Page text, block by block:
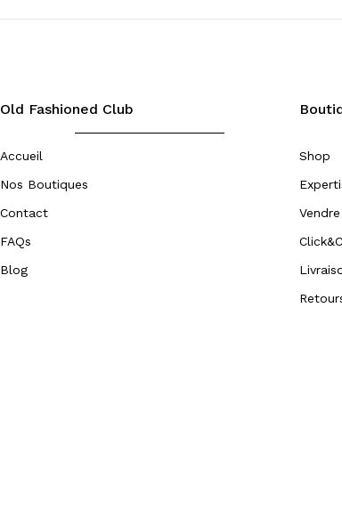
Old Fashioned Club
Accueil
Nos Boutiques
Contact
FAQs
Blog
Shop
Vendre